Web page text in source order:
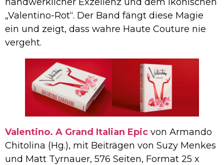
„Valentino-Rot“. Der Band fängt diese Magie
ein und zeigt, dass wahre Haute Couture nie
vergeht.
Valentino. A Grand Italian Epic von Armando
Chitolina (Hg.), mit Beiträgen von Suzy Menkes
und Matt Tyrnauer, 576 Seiten, Format 25 x